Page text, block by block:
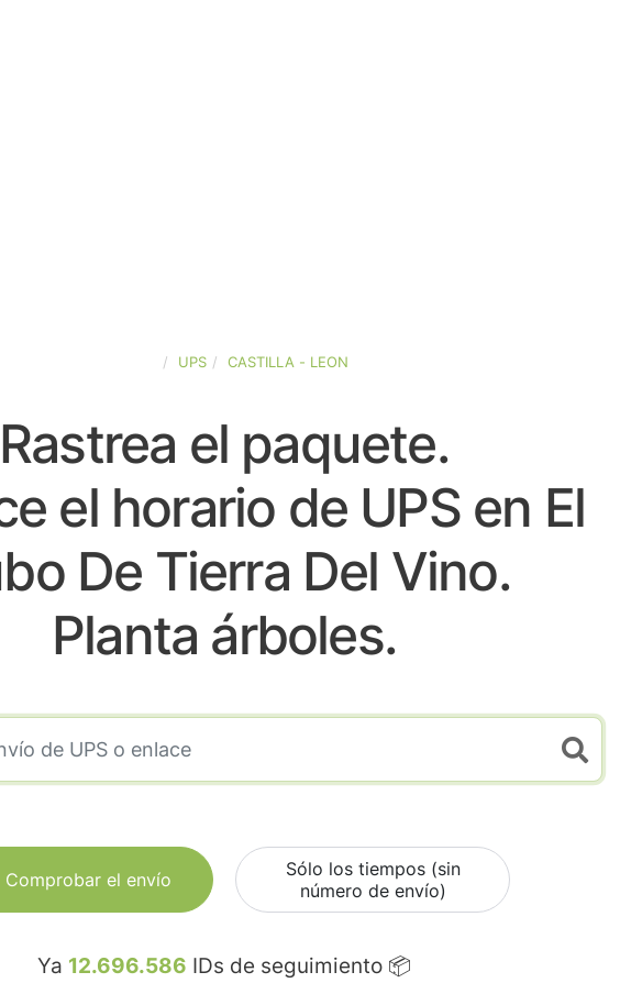
UPS CASTILLA - LEON
Rastrea el paquete.
el horario de UPS en El
De Tierra Del Vino.
Planta árboles.
Comprobar el envío
Sólo los tiempos (sin
número de envío)
Ya 12.696.586 IDs de seguimiento 📦